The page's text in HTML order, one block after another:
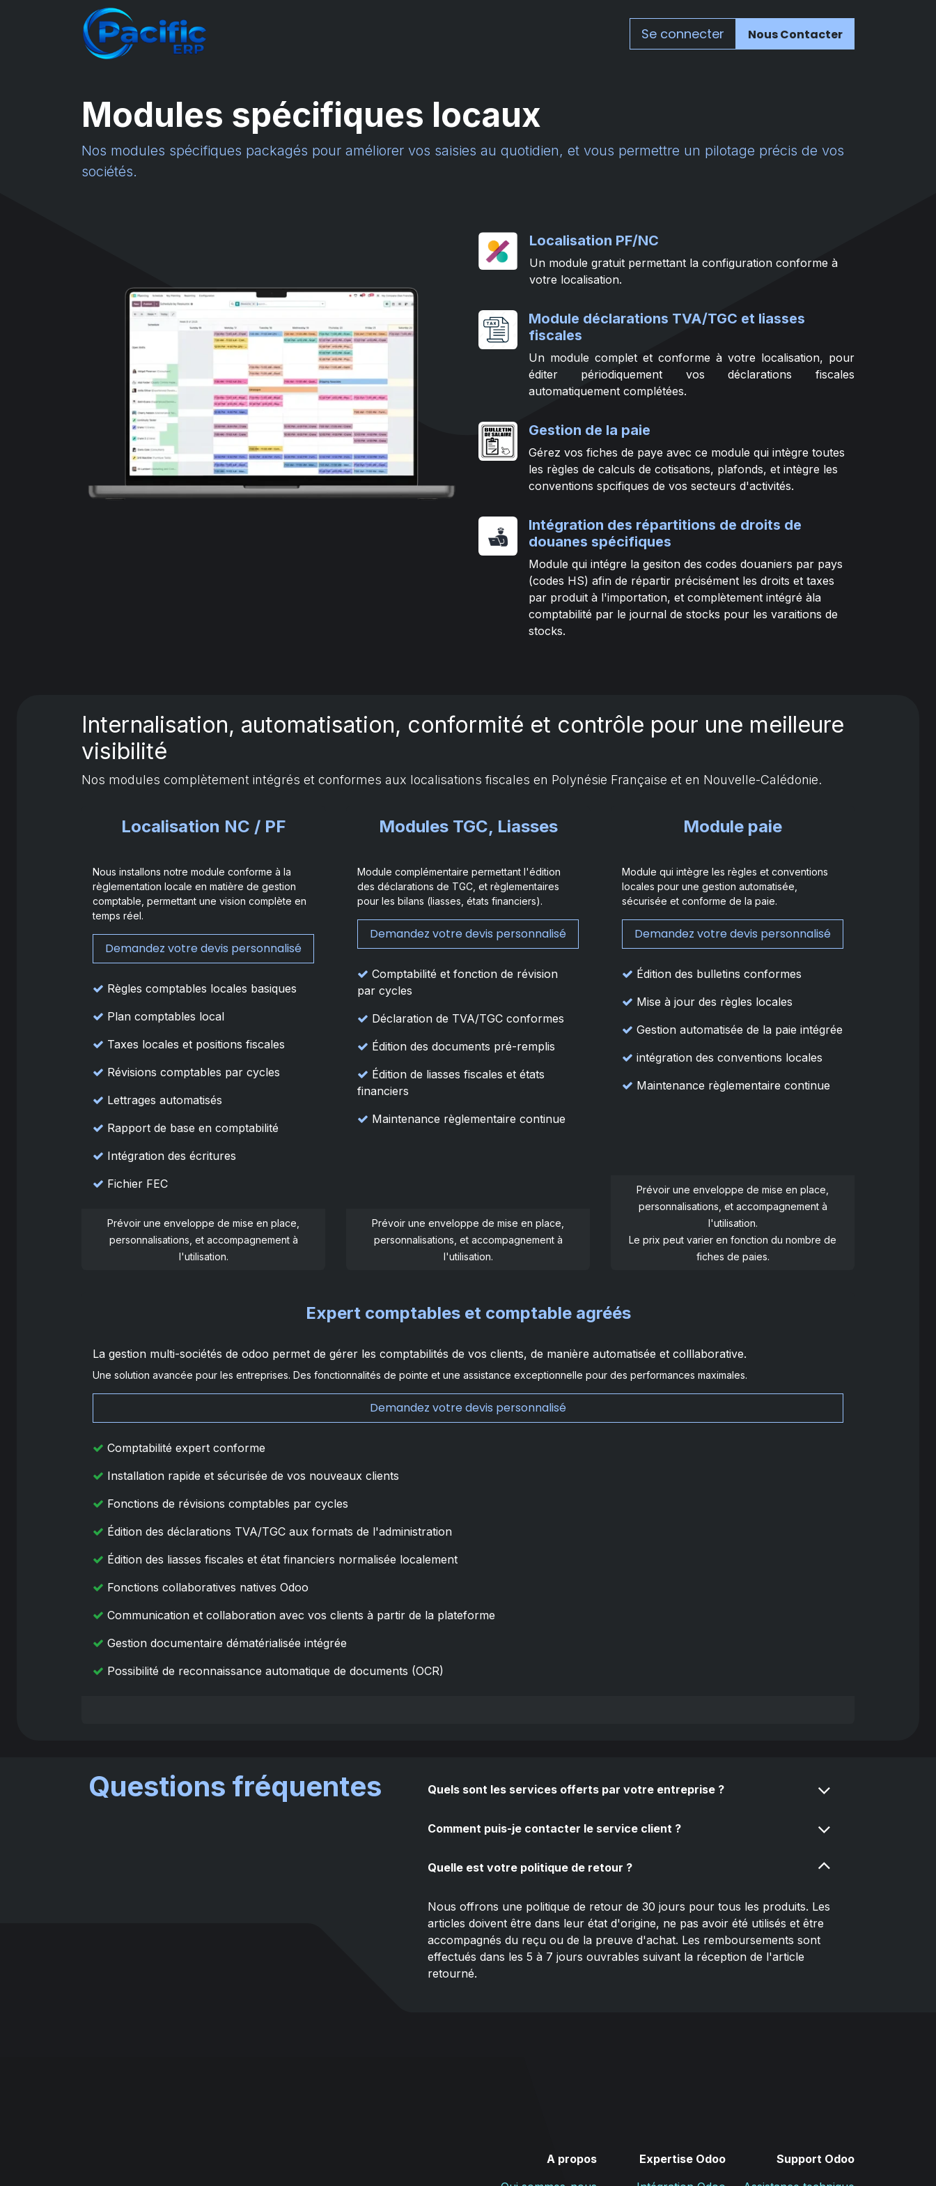
Se rendre au contenu
Se connecter Nous Contacter
Modules spécifiques locaux
Nos modules spécifiques packagés pour améliorer vos saisies au quotidien, et vous permettre un pilotage précis de vos
sociétés.
Localisation PF/NC
Un module gratuit permettant la configuration conforme à
votre localisation.
Module déclarations TVA/TGC et liasses
fiscales
Un module complet et conforme à votre localisation, pour
éditer périodiquement vos déclarations fiscales
automatiquement complétées.
Gestion de la paie
Gérez vos fiches de paye avec ce module qui intègre toutes
les règles de calculs de cotisations, plafonds, et intègre les
conventions spcifiques de vos secteurs d'activités.
Intégration des répartitions de droits de
douanes spécifiques
Module qui intégre la gesiton des codes douaniers par pays
(codes HS) afin de répartir précisément les droits et taxes
par produit à l'importation, et complètement intégré àla
comptabilité par le journal de stocks pour les varaitions de
stocks.
Internalisation, automatisation, conformité et contrôle pour une meilleure
visibilité
Nos modules complètement intégrés et conformes aux localisations fiscales en Polynésie Française et en Nouvelle-Calédonie.
Localisation NC / PF
Nous installons notre module conforme à la
règlementation locale en matière de gestion
comptable, permettant une vision complète en
temps réel.
Demandez votre devis personnalisé
Règles comptables locales basiques
Plan comptables local
Taxes locales et positions fiscales
Révisions comptables par cycles
Lettrages automatisés
Rapport de base en comptabilité
Intégration des écritures
Fichier FEC
Prévoir une enveloppe de mise en place,
personnalisations, et accompagnement à
l'utilisation.
Modules TGC, Liasses
Module complémentaire permettant l'édition
des déclarations de TGC, et règlementaires
pour les bilans (liasses, états financiers).
Demandez votre devis personnalisé
Comptabilité et fonction de révision
par cycles
Déclaration de TVA/TGC conformes
Édition des documents pré-remplis
Édition de liasses fiscales et états
financiers
Maintenance règlementaire continue
Prévoir une enveloppe de mise en place,
personnalisations, et accompagnement à
l'utilisation.
Module paie
Module qui intègre les règles et conventions
locales pour une gestion automatisée,
sécurisée et conforme de la paie.
Demandez votre devis personnalisé
Édition des bulletins conformes
Mise à jour des règles locales
Gestion automatisée de la paie intégrée
intégration des conventions locales
Maintenance règlementaire continue
Prévoir une enveloppe de mise en place,
personnalisations, et accompagnement à
l'utilisation.
Le prix peut varier en fonction du nombre de
fiches de paies.
Expert comptables et comptable agréés
La gestion multi-sociétés de odoo permet de gérer les comptabilités de vos clients, de manière automatisée et colllaborative.
Une solution avancée pour les entreprises. Des fonctionnalités de pointe et une assistance exceptionnelle pour des performances maximales.
Demandez votre devis personnalisé
Comptabilité expert conforme
Installation rapide et sécurisée de vos nouveaux clients
Fonctions de révisions comptables par cycles
Édition des déclarations TVA/TGC aux formats de l'administration
Édition des liasses fiscales et état financiers normalisée localement
Fonctions collaboratives natives Odoo
Communication et collaboration avec vos clients à partir de la plateforme
Gestion documentaire dématérialisée intégrée
Possibilité de reconnaissance automatique de documents (OCR)
Questions fréquentes Quels sont les services offerts par votre entreprise ?
Comment puis-je contacter le service client ?
Quelle est votre politique de retour ?
Nous offrons une politique de retour de 30 jours pour tous les produits. Les
articles doivent être dans leur état d'origine, ne pas avoir été utilisés et être
accompagnés du reçu ou de la preuve d'achat. Les remboursements sont
effectués dans les 5 à 7 jours ouvrables suivant la réception de l'article
retourné.
Support Odoo
Expertise Odoo
A propos